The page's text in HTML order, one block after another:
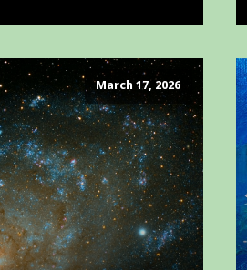
March 17, 2026